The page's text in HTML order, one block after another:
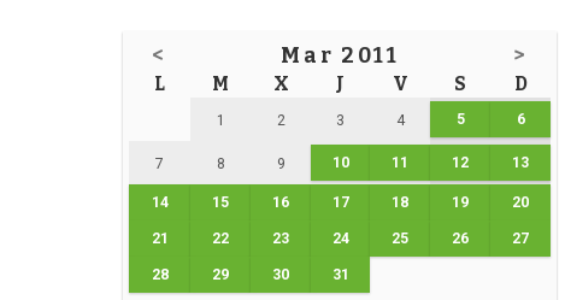
< Mar 2011 >
L M X J V S D
1 2 3 4 5 6
7 8 9 10 11 12 13
14 15 16 17 18 19 20
21 22 23 24 25 26 27
28 29 30 31